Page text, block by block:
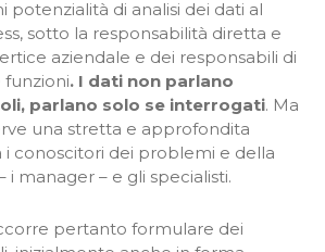
di analisi dei dati al
sotto la responsabilità diretta e
aziendale e dei responsabili di
. I dati non parlano
parlano solo se interrogati. Ma
una stretta e approfondita
i conoscitori dei problemi e della
i manager – e gli specialisti.
pertanto formulare dei